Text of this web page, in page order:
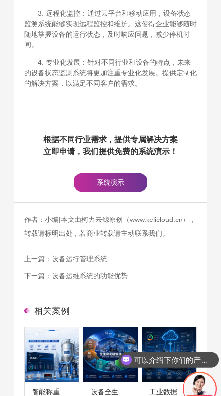
3. 远程化监控：通过云平台和移动应用，设备状态
监测系统能够实现远程监控和维护。这使得企业能够随时
随地掌握设备的运行状态，及时响应问题，减少停机时
间。
4. 专业化发展：针对不同行业和设备的特点，未来
的设备状态监测系统将更加注重专业化发展。提供定制化
的解决方案，以满足不同客户的需求。
根据不同行业需求，提供专属解决方案
立即申请，我们提供免费的系统演示！
系统演示
作者：小编|本文由柯力云鲸原创（www.kelicloud.cn），
转载请标明出处，若商业转载请主动联系我们。
上一篇： 设备运行管理系统
下一篇： 设备运维系统的功能优势
相关案例
智能称重系统案例 工业数据采集与设备监控案例
可以介绍下你们的产品么